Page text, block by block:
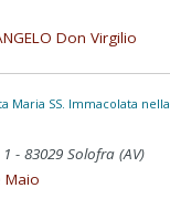
Don Virgilio
Maria SS. Immacolata
- 83029 Solofra (AV)
Maio